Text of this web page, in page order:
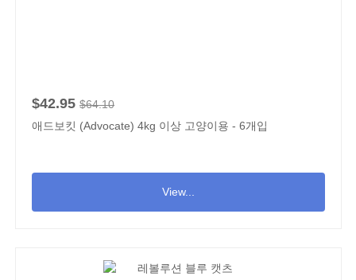
$42.95 $64.10
애드보킷 (Advocate) 4kg 이상 고양이용 - 6개입
View...